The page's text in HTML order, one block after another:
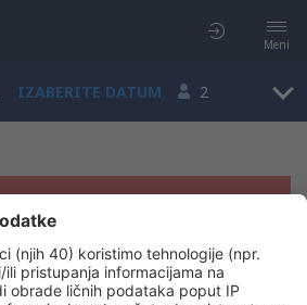
Meni
IZABERITE DATUM 2
možemo da prikažemo